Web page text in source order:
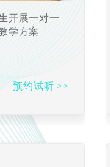
开展一对一
学方案
预约试听 >>